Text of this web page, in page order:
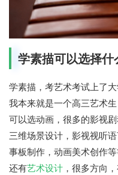
学素描可以选择什
学素描，考艺术考试上了
我本来就是一个高三艺术生
可以选动画，很多的影视
三维场景设计，影视视听
事板制作，动画美术创作
还有艺术设计 ，很多方向